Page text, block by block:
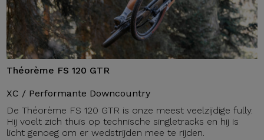
Théorème FS 120 GTR
XC / Performante Downcountry
De Théorème FS 120 GTR is onze meest veelzijdige fully.
Hij voelt zich thuis op technische singletracks en hij is
licht genoeg om er wedstrijden mee te rijden.